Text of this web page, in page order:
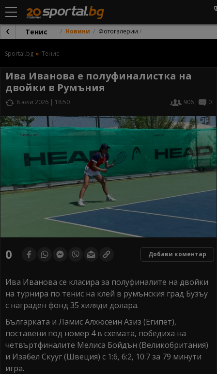
Тенис Новини Фотогалерии
Sportal.bg Тенис
Ива Иванова е полуфиналистка на
двойки в Румъния
8 юли 2026 | 18:50 906 0
0 Добави коментар
Ива Иванова се класира за полуфиналите на двойки
на турнира по тенис на клей в румънския град Бузъу
с награден фонд 35 хиляди долара.
Българката и Ламис Алхюсеин Азиз (Египет),
поставени под номер 4 в схемата, победиха на
четвъртфиналите Мелиса Бойдън (Великобритания)
и Изабел Скууг (Швеция) с 1:6, 6:2, 10:7 за 79 минути
игра.